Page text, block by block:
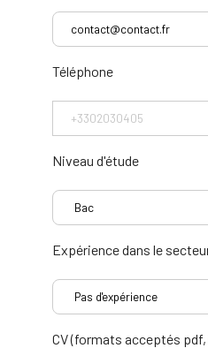
Téléphone
Niveau d'étude
Expérience dans le
CV (formats acceptés